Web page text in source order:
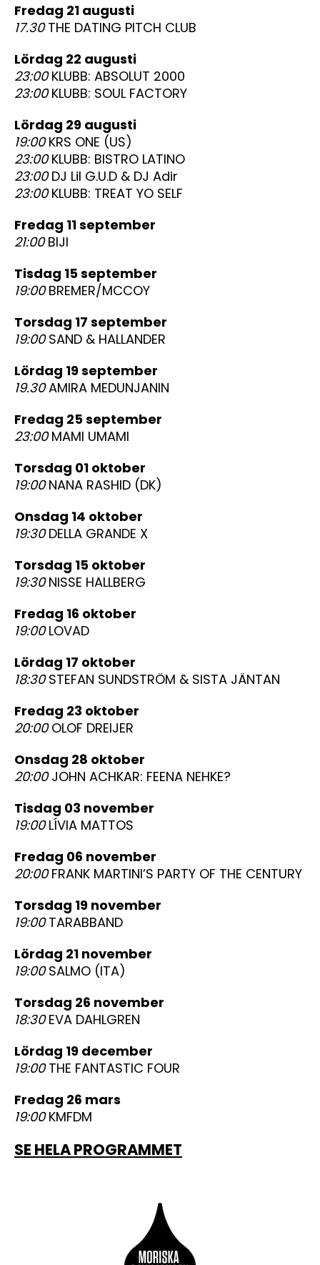
fredag 21 augusti
17.30THE DATING PITCH CLUB
lördag 22 augusti
23:00KLUBB: ABSOLUT 2000
23:00KLUBB: SOUL FACTORY
lördag 29 augusti
19:00KRS ONE (US)
23:00KLUBB: BISTRO LATINO
23:00DJ Lil G.U.D & DJ Adir
23:00KLUBB: TREAT YO SELF
fredag 11 september
21:00BIJI
tisdag 15 september
19:00BREMER/MCCOY
torsdag 17 september
19:00SAND & HALLANDER
lördag 19 september
19.30AMIRA MEDUNJANIN
fredag 25 september
23:00MAMI UMAMI
torsdag 01 oktober
19:00NANA RASHID (DK)
onsdag 14 oktober
19:30DELLA GRANDE X
torsdag 15 oktober
19:30NISSE HALLBERG
fredag 16 oktober
19:00LOVAD
lördag 17 oktober
18:30STEFAN SUNDSTRÖM & SISTA JÄNTAN
fredag 23 oktober
20:00OLOF DREIJER
onsdag 28 oktober
20:00JOHN ACHKAR: FEENA NEHKE?
tisdag 03 november
19:00LÍVIA MATTOS
fredag 06 november
20:00FRANK MARTINI’S PARTY OF THE CENTURY
torsdag 19 november
19:00TARABBAND
lördag 21 november
19:00SALMO (ITA)
torsdag 26 november
18:30EVA DAHLGREN
lördag 19 december
19:00THE FANTASTIC FOUR
fredag 26 mars
19:00KMFDM
SE HELA PROGRAMMET